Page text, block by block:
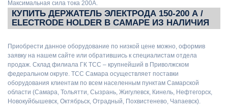
Максимальная сила тока 200А.
КУПИТЬ ДЕРЖАТЕЛЬ ЭЛЕКТРОДА 150-200 А /
ELECTRODE HOLDER В САМАРЕ ИЗ НАЛИЧИЯ
Приобрести данное оборудование по низкой цене можно, оформив
заявку на нашем сайте или обратившись к специалистам отдела
продаж. Склад филиала ГК ТСС – крупнейший в Приволжском
федеральном округе. ТСС Самара осуществляет поставки
оборудования клиентам по всем населенным пунктам Самарской
области (Самара, Тольятти, Сызрань, Жигулевск, Кинель, Нефтегорск,
Новокуйбышевск, Октябрьск, Отрадный, Похвистенево, Чапаевск).